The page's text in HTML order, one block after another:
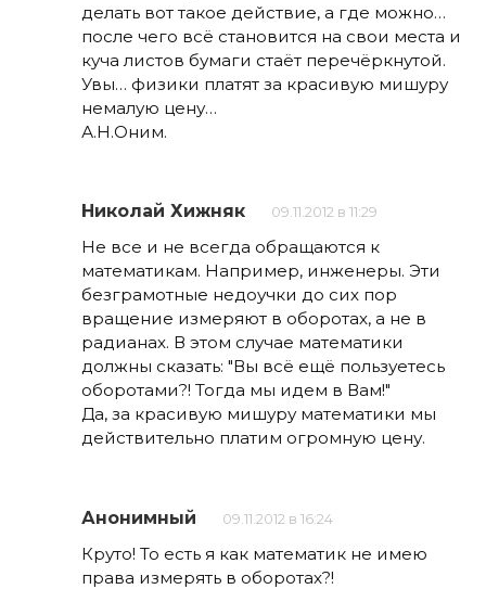
делать вот такое действие, а где можно…
после чего всё становится на свои места и
куча листов бумаги стаёт перечёркнутой.
Увы… физики платят за красивую мишуру
немалую цену…
А.Н.Оним.
Николай Хижняк 09.11.2012 в 11:29
Не все и не всегда обращаются к
математикам. Например, инженеры. Эти
безграмотные недоучки до сих пор
вращение измеряют в оборотах, а не в
радианах. В этом случае математики
должны сказать: "Вы всё ещё пользуетесь
оборотами?! Тогда мы идем в Вам!"
Да, за красивую мишуру математики мы
действительно платим огромную цену.
Анонимный 09.11.2012 в 16:24
Круто! То есть я как математик не имею
права измерять в оборотах?!